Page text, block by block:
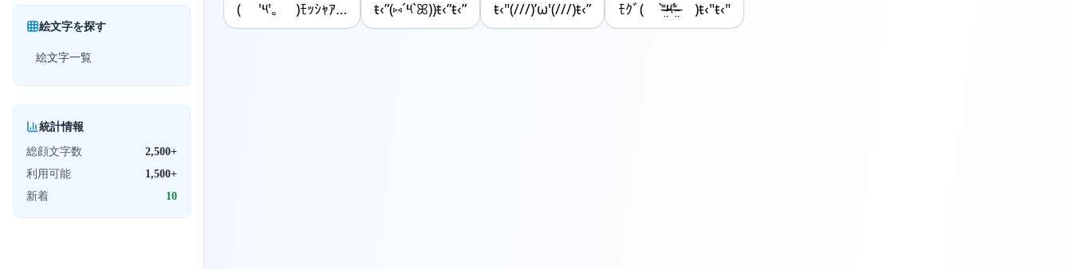
絵文字を探す
絵文字一覧
統計情報
総顔文字数
2,500+
利用可能
1,500+
新着
10
( '༥'｡ )ﾓｯｼｬｱ… ŧ‹”(‎‎⑅´༥`‎‎ꕤ))ŧ‹”ŧ‹” ŧ‹"(///)’ω'(///)ŧ‹” ﾓｸﾞ( ⁼̴̶̤̀༥⁼̴̶̤́ )ŧ‹"ŧ‹"